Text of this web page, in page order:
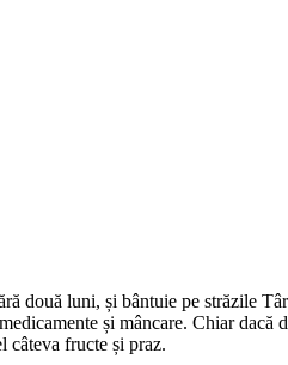
două luni, și bântuie pe străzile
și mâncare. Chiar
fructe și praz.